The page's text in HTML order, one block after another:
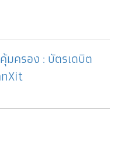
มครอง : บัตรเดบิต